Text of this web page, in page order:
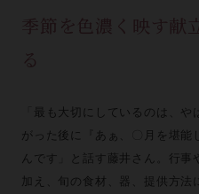
季節を色濃く映す献
る
「最も大切にしているのは、
がった後に『あぁ、〇月を堪
んです」と話す藤井さん。行事
加え、旬の食材、器、提供方